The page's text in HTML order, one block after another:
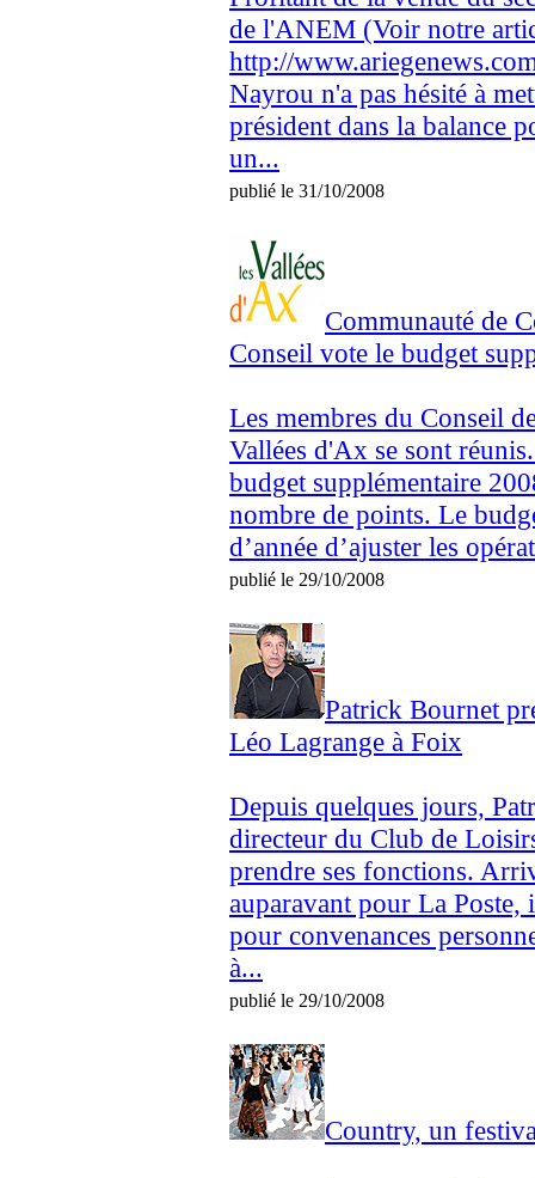
de l'ANEM (Voir notre
http://
Nayrou n'a pas hésité à
président dans la balance
un...
publié le 31/10/2008
Communauté de
Conseil vote le budget
Les membres du Conseil
Vallées d'Ax se sont
budget supplémentaire
nombre de points. Le
d’année d’ajuster les
publié le 29/10/2008
Patrick Bournet
Léo Lagrange à Foix
Depuis quelques jours,
directeur du Club de
prendre ses fonctions.
auparavant pour La Poste,
pour convenances
à...
publié le 29/10/2008
Country, un